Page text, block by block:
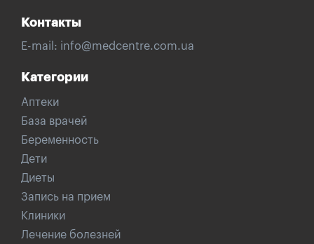
Контакты
E-mail: info@medcentre.com.ua
Категории
Аптеки
База врачей
Беременность
Дети
Диеты
Запись на прием
Клиники
Лечение болезней